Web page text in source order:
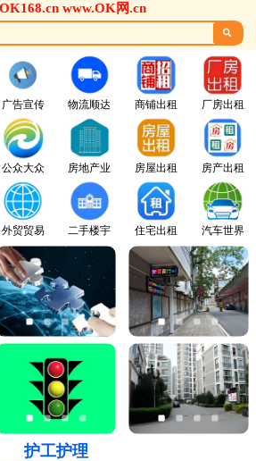
www.OK网.cn

广告宣传
公众大众
外贸贸易
物流顺达
房地产业
二手楼宇
商铺出租
房屋出租
住宅出租
厂房出租
房产出租
汽车世界
护工护理